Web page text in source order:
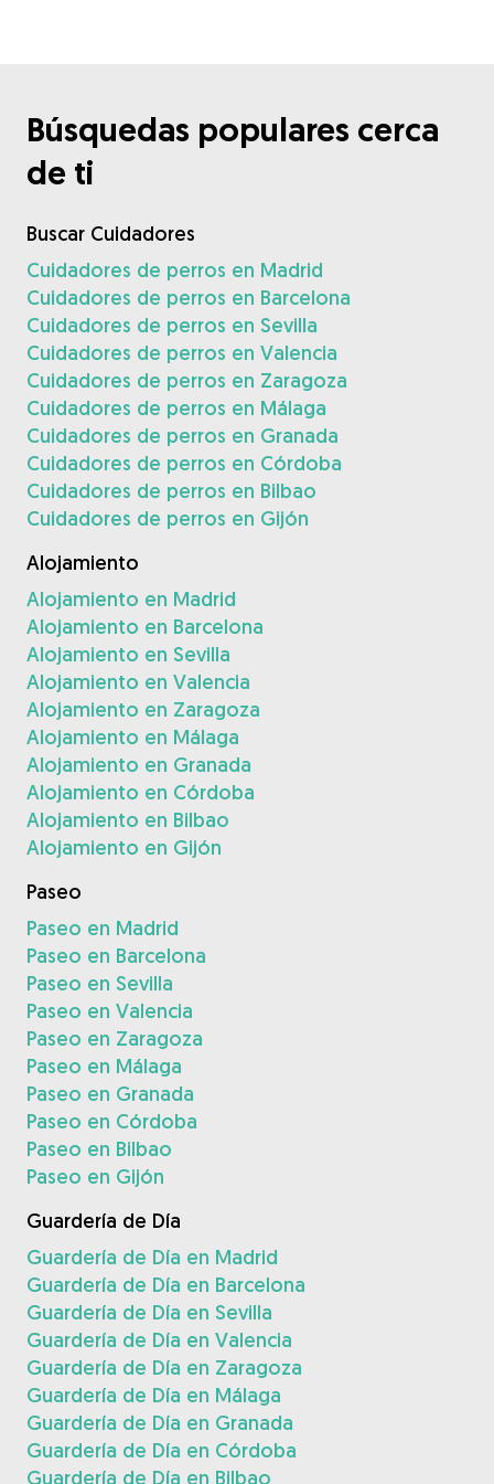
Búsquedas populares cerca
de ti
Buscar Cuidadores
Cuidadores de perros en Madrid
Cuidadores de perros en Barcelona
Cuidadores de perros en Sevilla
Cuidadores de perros en Valencia
Cuidadores de perros en Zaragoza
Cuidadores de perros en Málaga
Cuidadores de perros en Granada
Cuidadores de perros en Córdoba
Cuidadores de perros en Bilbao
Cuidadores de perros en Gijón
Alojamiento
Alojamiento en Madrid
Alojamiento en Barcelona
Alojamiento en Sevilla
Alojamiento en Valencia
Alojamiento en Zaragoza
Alojamiento en Málaga
Alojamiento en Granada
Alojamiento en Córdoba
Alojamiento en Bilbao
Alojamiento en Gijón
Paseo
Paseo en Madrid
Paseo en Barcelona
Paseo en Sevilla
Paseo en Valencia
Paseo en Zaragoza
Paseo en Málaga
Paseo en Granada
Paseo en Córdoba
Paseo en Bilbao
Paseo en Gijón
Guardería de Día
Guardería de Día en Madrid
Guardería de Día en Barcelona
Guardería de Día en Sevilla
Guardería de Día en Valencia
Guardería de Día en Zaragoza
Guardería de Día en Málaga
Guardería de Día en Granada
Guardería de Día en Córdoba
Guardería de Día en Bilbao